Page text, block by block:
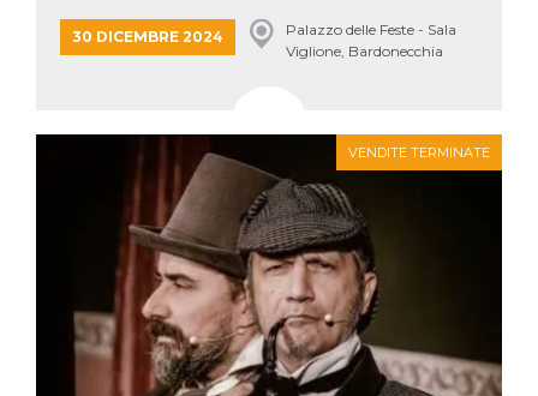
30 DICEMBRE 2024
Palazzo delle Feste - Sala
Viglione, Bardonecchia
VENDITE TERMINATE